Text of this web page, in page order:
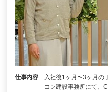
仕事内容
入社後1ヶ月〜3ヶ月の
コン建設事務所にて、